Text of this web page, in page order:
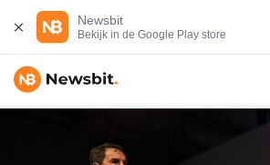
Newsbit
Bekijk in de Google Play store